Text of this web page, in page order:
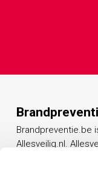
Brandpreventie.be
Allesveilig.nl.